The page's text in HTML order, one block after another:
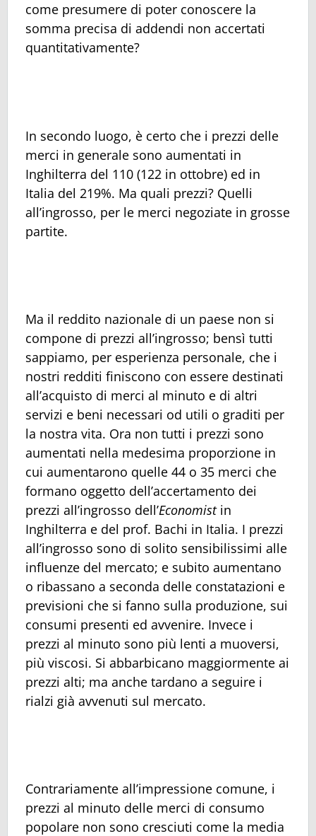
come presumere di poter conoscere la
somma precisa di addendi non accertati
quantitativamente?
In secondo luogo, è certo che i prezzi delle
merci in generale sono aumentati in
Inghilterra del 110 (122 in ottobre) ed in
Italia del 219%. Ma quali prezzi? Quelli
all’ingrosso, per le merci negoziate in grosse
partite.
Ma il reddito nazionale di un paese non si
compone di prezzi all’ingrosso; bensì tutti
sappiamo, per esperienza personale, che i
nostri redditi finiscono con essere destinati
all’acquisto di merci al minuto e di altri
servizi e beni necessari od utili o graditi per
la nostra vita. Ora non tutti i prezzi sono
aumentati nella medesima proporzione in
cui aumentarono quelle 44 o 35 merci che
formano oggetto dell’accertamento dei
prezzi all’ingrosso dell’Economistin
Inghilterra e del prof. Bachi in Italia. I prezzi
all’ingrosso sono di solito sensibilissimi alle
influenze del mercato; e subito aumentano
o ribassano a seconda delle constatazioni e
previsioni che si fanno sulla produzione, sui
consumi presenti ed avvenire. Invece i
prezzi al minuto sono più lenti a muoversi,
più viscosi. Si abbarbicano maggiormente ai
prezzi alti; ma anche tardano a seguire i
rialzi già avvenuti sul mercato.
Contrariamente all’impressione comune, i
prezzi al minuto delle merci di consumo
popolare non sono cresciuti come la media